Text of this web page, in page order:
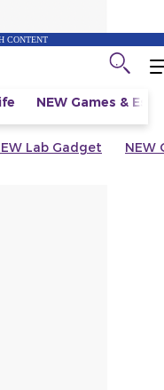
CONTENT
NEW Games &
Lab Gadget NEW